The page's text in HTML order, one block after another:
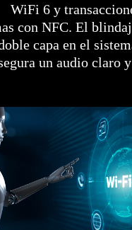
WiFi 6 y
con NFC. El
capa en el
un audio claro